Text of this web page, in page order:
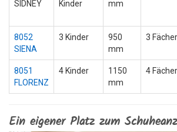
SIDNEY
Kinder
mm
8052
SIENA
3 Kinder
950
mm
3 Fächer
8051
FLORENZ
4 Kinder
1150
mm
4 Fächer
Ein eigener Platz zum